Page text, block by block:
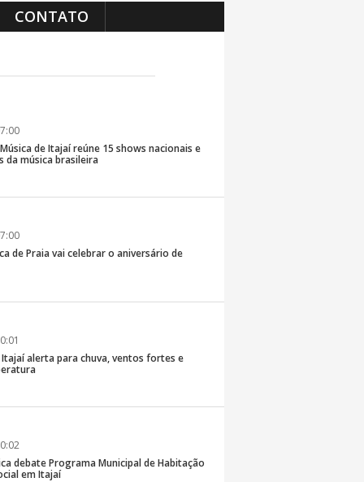
CONTATO
de Itajaí reúne 15 shows nacionais e
da música brasileira
de Praia vai celebrar o aniversário de
Itajaí alerta para chuva, ventos fortes e
debate Programa Municipal de Habitação
em Itajaí